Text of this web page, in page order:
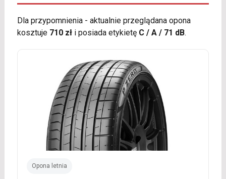
Dla przypomnienia - aktualnie przeglądana opona
kosztuje 710 złi posiada etykietę C / A / 71 dB.
Opona letnia